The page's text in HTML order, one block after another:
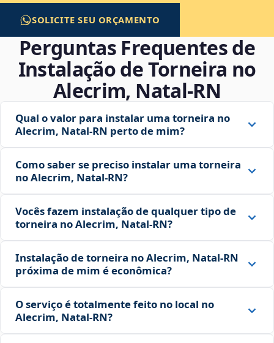
SOLICITE SEU ORÇAMENTO
Perguntas Frequentes de
Instalação de Torneira no
Alecrim, Natal‑RN
Qual o valor para instalar uma torneira no
Alecrim, Natal‑RN perto de mim?
Como saber se preciso instalar uma torneira
no Alecrim, Natal‑RN?
Vocês fazem instalação de qualquer tipo de
torneira no Alecrim, Natal‑RN?
Instalação de torneira no Alecrim, Natal‑RN
próxima de mim é econômica?
O serviço é totalmente feito no local no
Alecrim, Natal‑RN?